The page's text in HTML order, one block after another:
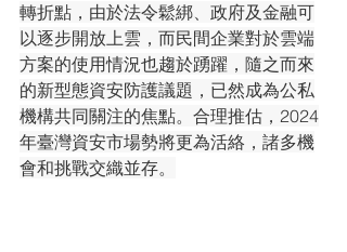
轉折點，由於法令鬆綁、政府及金融可
以逐步開放上雲，而民間企業對於雲端
方案的使用情況也趨於踴躍，隨之而來
的新型態資安防護議題，已然成為公私
機構共同關注的焦點。合理推估，2024
年臺灣資安市場勢將更為活絡，諸多機
會和挑戰交織並存。